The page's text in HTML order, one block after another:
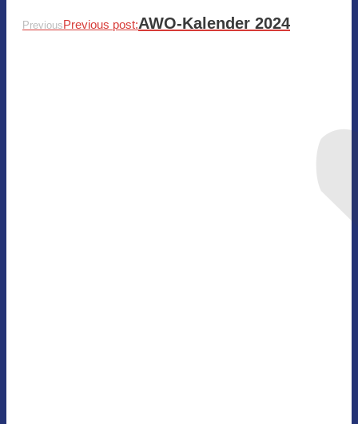
PreviousPrevious post:AWO-Kalender 2024